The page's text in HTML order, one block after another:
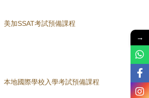
美加SSAT考試預備課程
本地國際學校入學考試預備課程
→